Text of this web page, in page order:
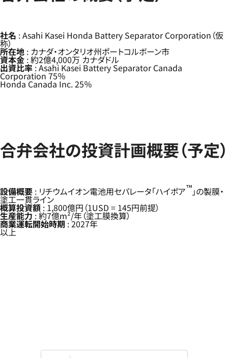
社名 : Asahi Kasei Honda Battery Separator Corporation（仮
称）
所在地 : カナダ・オンタリオ州ポートコルボーン市
資本金 : 約2億4,000万 カナダドル
出資比率: Asahi Kasei Battery Separator Canada
Corporation 75％
Honda Canada Inc. 25％
合弁会社の投資計画概要（予定）
設備概要 : リチウムイオン電池用セパレータ「ハイポア™」の製膜・
塗工一貫ライン
概算投資額 : 1,800億円（1USD = 145円前提）
生産能力: 約7億m²/年（塗工膜換算）
商業運転開始時期 : 2027年
以上